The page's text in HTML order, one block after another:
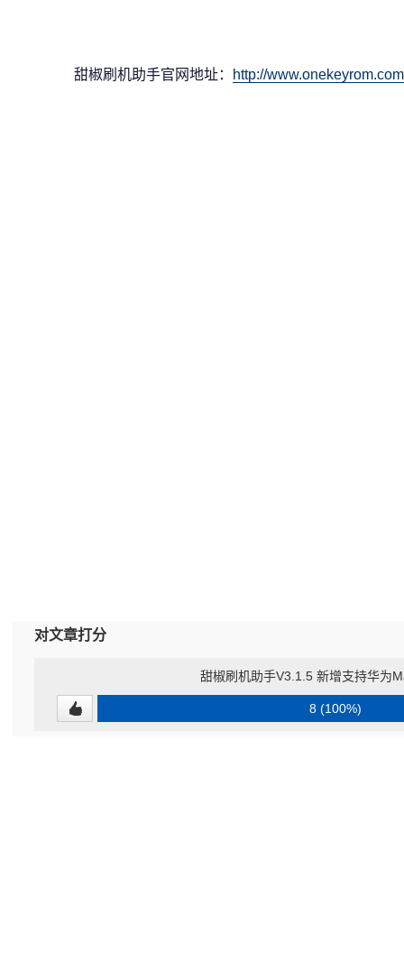
甜椒刷机助手官网地址： http://
对文章打分
甜椒刷机助手V3.1.5 新增支持华为
8 (100%)